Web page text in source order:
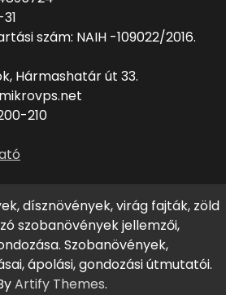
szám: NAIH -109022/2016.
Hármashatár út 33.
210
dísznövények, virág fajták, zöld
szobanövények jellemzői,
Szobanövények,
ápolási, gondozási útmutatói.
Artify Themes.